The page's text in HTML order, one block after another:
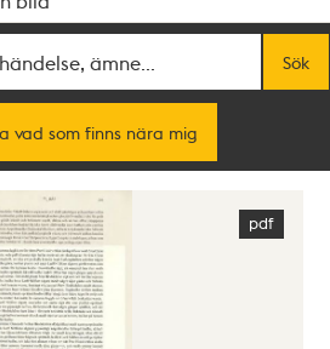
Sök
vad som finns nära mig